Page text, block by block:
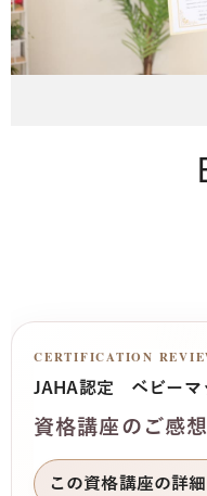
CERTIFICATION
JAHA認定 ベビーマ
資格講座のご感想
この資格講座の詳